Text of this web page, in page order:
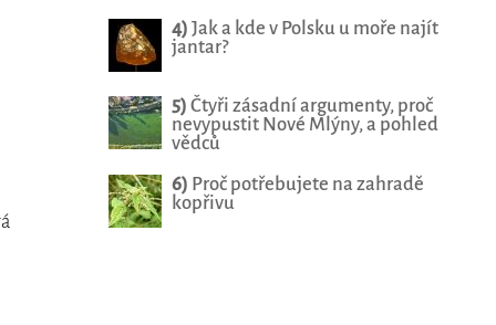
4) Jak a kde v Polsku u moře najít
jantar?
5) Čtyři zásadní argumenty, proč
nevypustit Nové Mlýny, a pohled
vědců
6) Proč potřebujete na zahradě
kopřivu